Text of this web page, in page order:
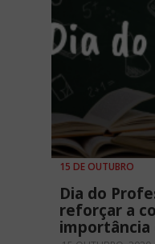
15 DE OUTUBRO
Dia do
reforçar a
importância